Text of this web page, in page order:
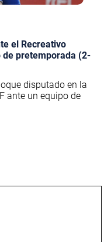
el Recreativo
de pretemporada (2-
disputado en la
ante un equipo de